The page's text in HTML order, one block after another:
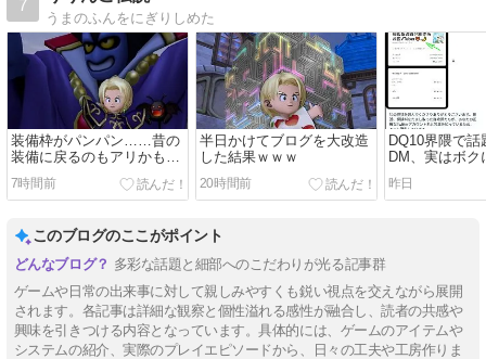
7
うまのふんをにぎりしめた
装備枠がパンパン……昔の
装備に戻るのもアリかもし
れない
7時間前
半日かけてブログを大改造
した結果ｗｗｗ
20時間前
DQ10界隈で話
DM、実はボク
いました
昨日
このブログのここがポイント
多彩な話題と細部へのこだわりが光る記事群
ゲームや日常の出来事に対して親しみやすくも鋭い視点を交えながら展開
されます。各記事は詳細な観察と個性溢れる感性が融合し、読者の共感や
興味を引きつける内容となっています。具体的には、ゲームのアイテムや
システムの紹介、実際のプレイエピソードから、日々の工夫や工房作りま